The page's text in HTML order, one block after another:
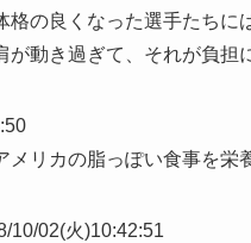
格の良くなった選手たち
動き過ぎて、それが負担
リカの脂っぽい食事を栄
10/02(火)10:42:51